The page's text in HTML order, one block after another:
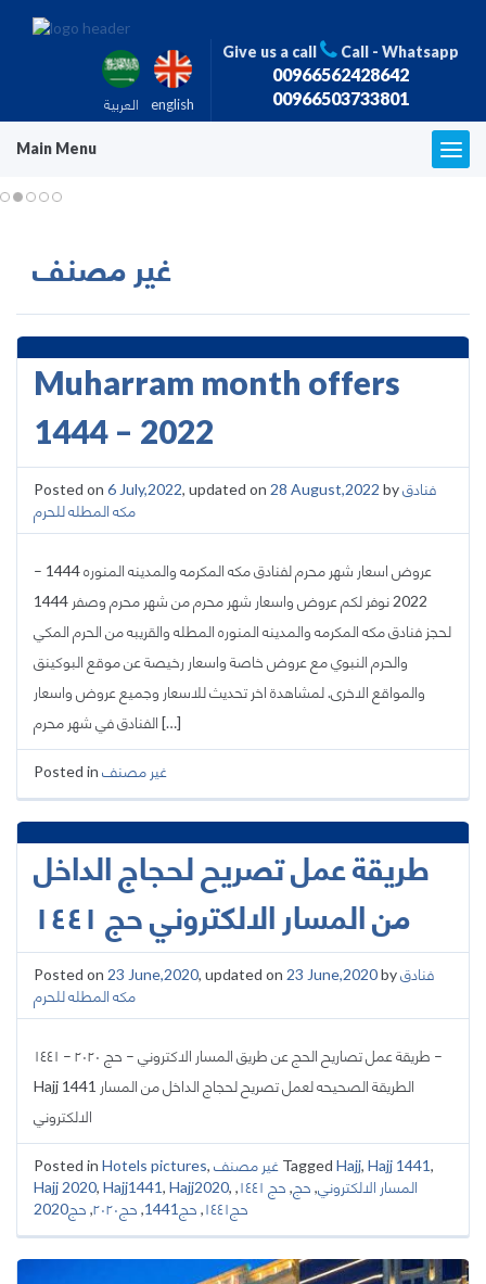
العربية english
Give us a call Call - Whatsapp
00966562428642
00966503733801
T
o
Main Menu
غير مصنف
Muharram month offers
1444 – 2022
Posted on 6 July,2022, updated on 28 August,2022 byفنادق
مكه المطله للحرم
عروض اسعار شهر محرم لفنادق مكه المكرمه والمدينه المنوره 1444 –
2022 نوفر لكم عروض واسعار شهر محرم من شهر محرم وصفر 1444
لحجز فنادق مكه المكرمه والمدينه المنوره المطله والقريبه من الحرم المكي
والحرم النبوي مع عروض خاصة واسعار رخيصة عن موقع البوكينق
والمواقع الاخرى. لمشاهدة اخر تحديث للاسعار وجميع عروض واسعار
الفنادق في شهر محرم […]
Posted in غير مصنف
طريقة عمل تصريح لحجاج الداخل
من المسار الالكتروني حج ١٤٤١
Posted on 23 June,2020, updated on 23 June,2020byفنادق
مكه المطله للحرم
طريقة عمل تصاريح الحج عن طريق المسار الاكتروني – حج ٢٠٢٠ – ١٤٤١ –
Hajj 1441 الطريقة الصحيحه لعمل تصريح لحجاج الداخل من المسار
الالكتروني
Posted in Hotels pictures, غير مصنف Tagged Hajj, Hajj 1441,
Hajj 2020, Hajj1441, Hajj2020, المسار الالكتروني, حج, حج ١٤٤١
,
حج١٤٤١
, حج1441 , حج٢٠٢٠ , حج2020